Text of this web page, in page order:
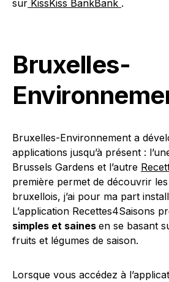
sur KissKiss BankBank .
Bruxelles-
Bruxelles-Environnement a
applications jusqu’à présent :
Brussels Gardens et l’autre
première permet de découvrir
bruxellois, j’ai pour ma part
L’application Recettes4Saisons
simples et saines en se basant
fruits et légumes de saison.
Lorsque vous accédez à